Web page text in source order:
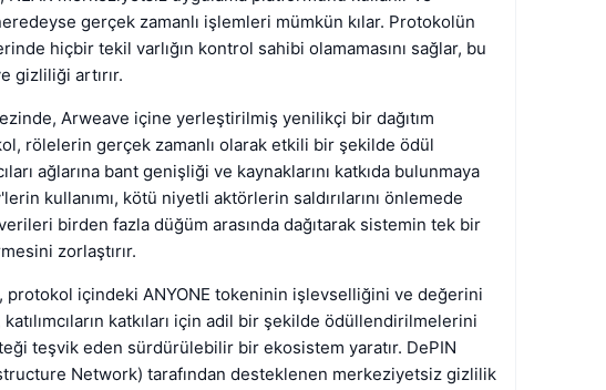
gerçek zamanlı işlemleri mümkün kılar. Protokolün
hiçbir tekil varlığın kontrol sahibi olamamasını sağlar, bu
gizliliği artırır.
Arweave içine yerleştirilmiş yenilikçi bir dağıtım
rölelerin gerçek zamanlı olarak etkili bir şekilde ödül
ağlarına bant genişliği ve kaynaklarını katkıda bulunmaya
kullanımı, kötü niyetli aktörlerin saldırılarını önlemede
birden fazla düğüm arasında dağıtarak sistemin tek bir
zorlaştırır.
protokol içindeki ANYONE tokeninin işlevselliğini ve değerini
katkıları için adil bir şekilde ödüllendirilmelerini
teşvik eden sürdürülebilir bir ekosistem yaratır. DePIN
Network) tarafından desteklenen merkeziyetsiz gizlilik